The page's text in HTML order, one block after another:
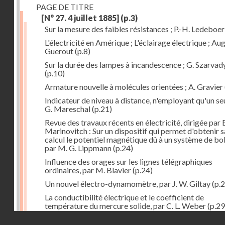
PAGE DE TITRE
[N° 27. 4 juillet 1885] (p.3)
Sur la mesure des faibles résistances ; P.-H. Ledeboer
L'électricité en Amérique ; L'éclairage électrique ;
Guerout(p.8)
Sur la durée des lampes à incandescence ; G.
(p.10)
Armature nouvelle à molécules orientées ; A. Gravier
Indicateur de niveau à distance, n'employant qu'un
G. Mareschal(p.21)
Revue des travaux récents en électricité, dirigée par
Marinovitch : Sur un dispositif qui permet d'obtenir
calcul le potentiel magnétique dû à un système de
par M. G. Lippmann(p.24)
Influence des orages sur les lignes télégraphiques
ordinaires, par M. Blavier(p.24)
Un nouvel électro-dynamomètre, par J. W. Giltay
La conductibilité électrique et le coefficient de
température du mercure solide, par C. L. Weber